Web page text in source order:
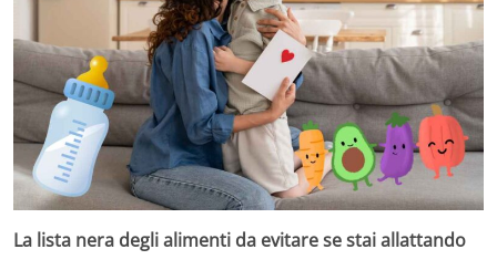
La lista nera degli alimenti da evitare se stai allattando